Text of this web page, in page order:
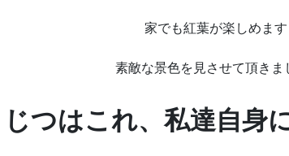
家でも紅葉が楽しめます
素敵な景色を見させて頂きま
じつはこれ、私達自身